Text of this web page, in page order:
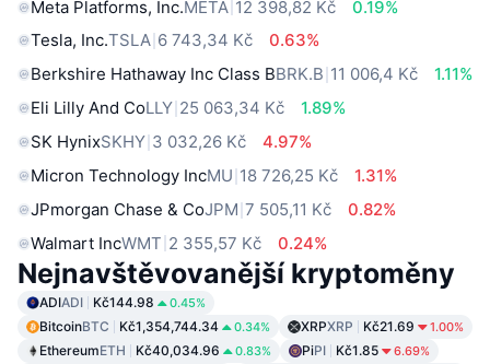
Meta Platforms, Inc.META 12 398,82 Kč
0.19%
Tesla, Inc.TSLA 6 743,34 Kč
0.63%
Berkshire Hathaway Inc Class BBRK.B 11 006,4 Kč
1.11%
Eli Lilly And CoLLY 25 063,34 Kč
1.89%
SK HynixSKHY 3 032,26 Kč
4.97%
Micron Technology IncMU 18 726,25 Kč
1.31%
JPmorgan Chase & CoJPM 7 505,11 Kč
0.82%
Walmart IncWMT 2 355,57 Kč 0.24%
Nejnavštěvovanější kryptoměny
ADIADI Kč144.98 0.45%
BitcoinBTC Kč1,354,744.34 0.34% XRPXRP Kč21.69 1.00%
EthereumETH Kč40,034.96 0.83% PiPI Kč1.85 6.69%